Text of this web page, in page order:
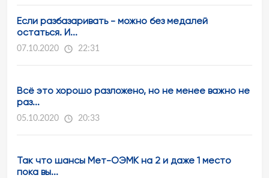
Если разбазаривать - можно без медалей
остаться. И...
07.10.2020 22:31
Всё это хорошо разложено, но не менее важно не
раз...
05.10.2020 20:33
Так что шансы Мет-ОЭМК на 2 и даже 1 место
пока вы...